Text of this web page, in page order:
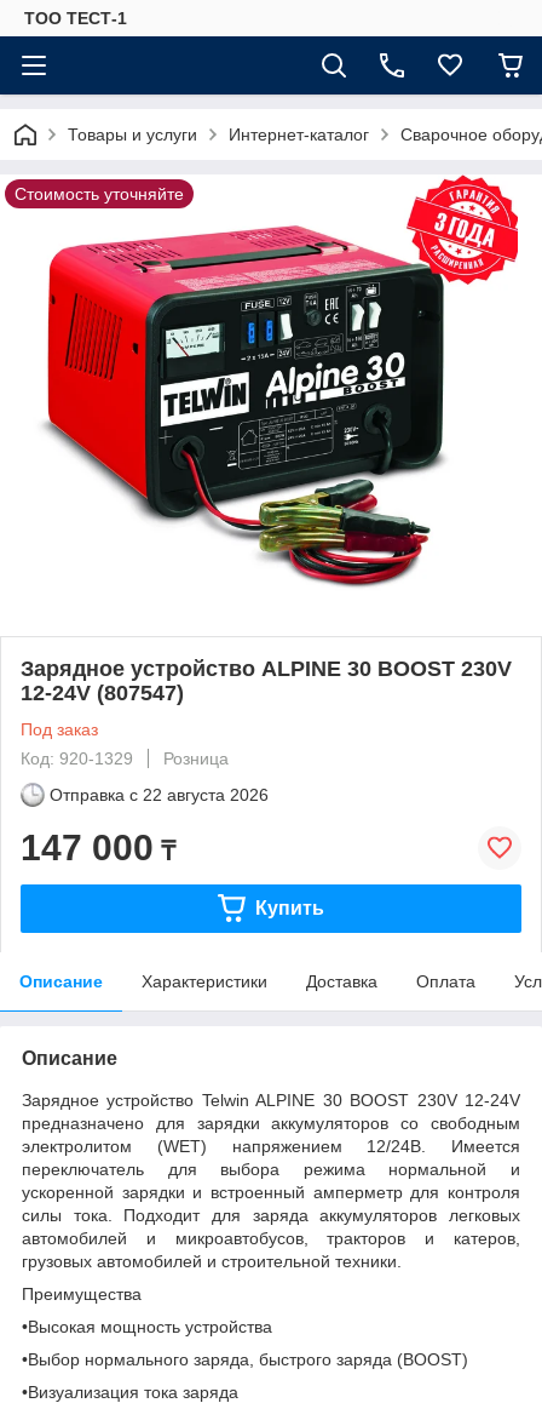
ТОО ТЕСТ-1
Товары и услуги Интернет-каталог Сварочное
Стоимость уточняйте
Зарядное устройство ALPINE 30 BOOST 230V
12-24V (807547)
Под заказ
Код: 920-1329
Розница
Отправка с 22 августа 2026
147 000 ₸
Купить
Описание Характеристики Доставка Оплата
Описание
Зарядное устройство Telwin ALPINE 30 BOOST 230V 12-24V
предназначено для зарядки аккумуляторов со свободным
электролитом (WET) напряжением 12/24В. Имеется
переключатель для выбора режима нормальной и
ускоренной зарядки и встроенный амперметр для контроля
силы тока. Подходит для заряда аккумуляторов легковых
автомобилей и микроавтобусов, тракторов и катеров,
грузовых автомобилей и строительной техники.
Преимущества
•Высокая мощность устройства
•Выбор нормального заряда, быстрого заряда (BOOST)
•Визуализация тока заряда